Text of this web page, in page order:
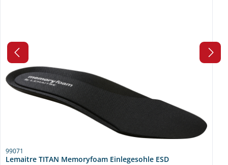
99071
Lemaitre TITAN Memoryfoam Einlegesohle ESD